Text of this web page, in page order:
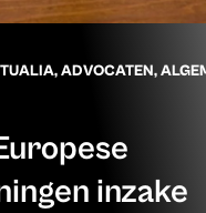
,ADVOCATEN,
inzake